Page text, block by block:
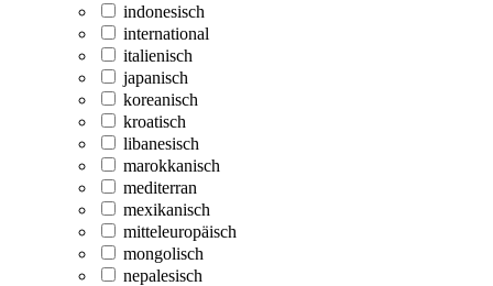
indonesisch
international
italienisch
japanisch
koreanisch
kroatisch
libanesisch
marokkanisch
mediterran
mexikanisch
mitteleuropäisch
mongolisch
nepalesisch